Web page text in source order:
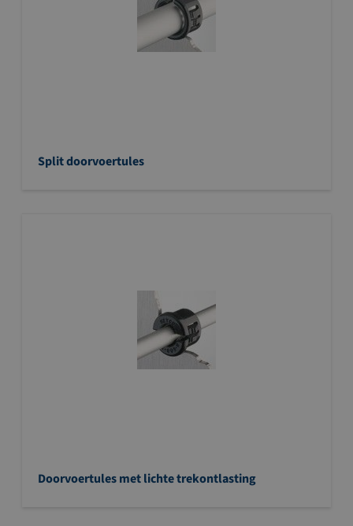
Split doorvoertules
Doorvoertules met lichte trekontlasting